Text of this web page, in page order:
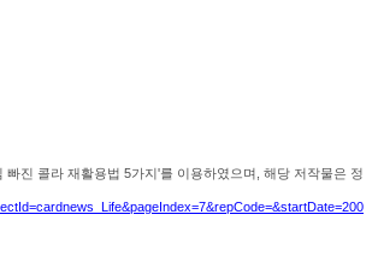
빠진 콜라 재활용법 5가지'를 이용하였으며, 해당 저작물은 정